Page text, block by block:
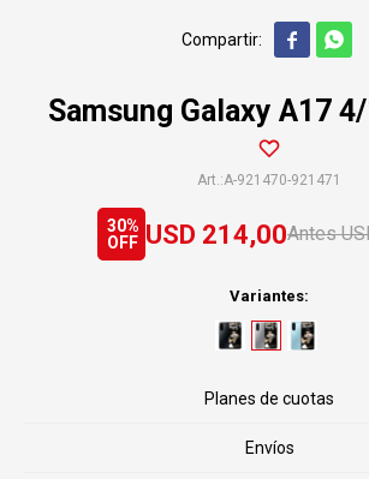
 
Samsung Galaxy A17
A-921470-921471
USD 214,00
30
Variantes:
Planes de cuotas
Envíos